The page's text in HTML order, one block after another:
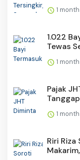
1
1.022
Tewas
1
Pajak
1
Riri